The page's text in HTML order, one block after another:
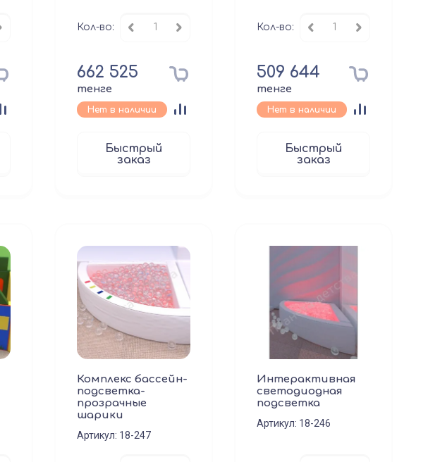
Кол-во:
662 525
тенге
Нет в наличии
Быстрый
заказ
Кол-во:
509 644
тенге
Нет в наличии
Быстрый
заказ
Комплекс бассейн-
подсветка-
прозрачные
шарики
Артикул: 18-247
Интерактивная
светодиодная
подсветка
Артикул: 18-246